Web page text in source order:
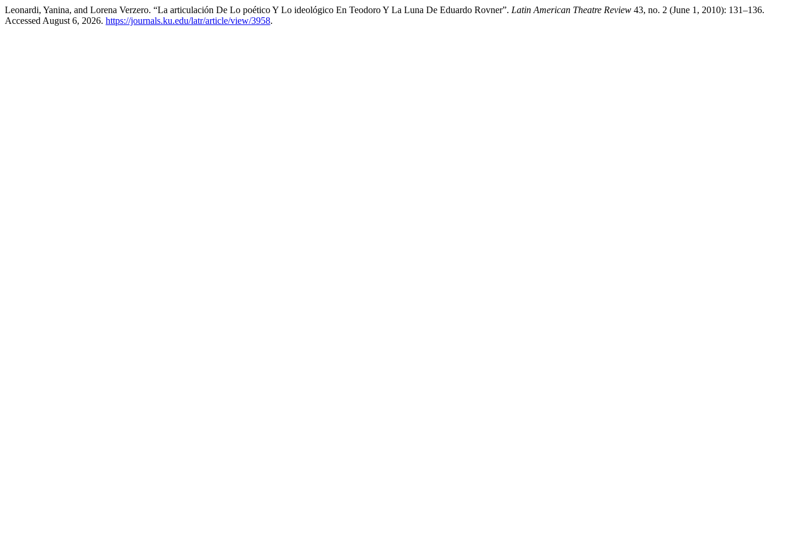
Leonardi, Yanina, and Lorena Verzero. “La articulación De Lo poético Y Lo ideológico En Teodoro Y La Luna De Eduardo Rovner”. Latin American Theatre Review 43, no. 2 (June 1, 2010): 131–136.
Accessed August 6, 2026. https://journals.ku.edu/latr/article/view/3958.